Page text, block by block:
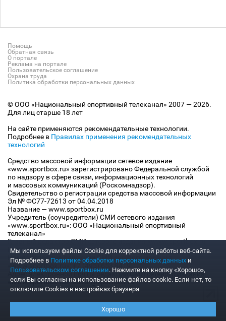
Помощь
Обратная связь
О портале
Реклама на портале
Пользовательское соглашение
Охрана труда
Политика обработки персональных данных
© ООО «Национальный спортивный телеканал» 2007 — 2026.
Для лиц старше 18 лет
На сайте применяются рекомендательные технологии.
Подробнее в Правилах применения рекомендательных
технологий
Средство массовой информации сетевое издание
«www.sportbox.ru» зарегистрировано Федеральной службой
по надзору в сфере связи, информационных технологий
и массовых коммуникаций (Роскомнадзор).
Свидетельство о регистрации средства массовой информации
Эл № ФС77-72613 от 04.04.2018
Название — www.sportbox.ru
Учредитель (соучредители) СМИ сетевого издания
«www.sportbox.ru»: ООО «Национальный спортивный
телеканал»
Главный редактор СМИ сетевого издания «www.sportbox.ru»:
Конов В.А.
Номер телефона редакции СМИ сетевого издания
«www.sportbox.ru»: +7 (495) 653 8419
Адрес электронной почты редакции СМИ сетевого издания
«www.sportbox.ru»: editor@sportbox.ru
Мы используем файлы Сookie для корректной работы веб-сайта.
Подробнее в Политике обработки персональных данных и
Пользовательском соглашении. Нажмите на кнопку «Хорошо»,
если Вы согласны на использование файлов cookie. Если нет, то
отключите Cookies в настройках браузера
Хорошо